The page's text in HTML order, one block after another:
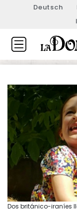
Deutsch
Dos británico-iraníes